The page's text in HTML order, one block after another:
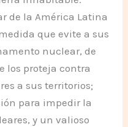
de la América Latina
que evite a sus
nuclear, de
los proteja contra
a sus territorios;
para impedir la
y un valioso